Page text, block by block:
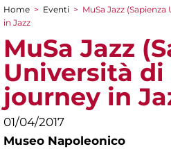
Tu sei qui
Home > Eventi > MuSa Jazz
in Jazz
MuSa Jazz
Università di
journey in
01/04/2017
Museo Napoleonico